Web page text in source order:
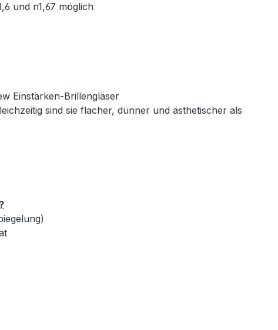
und n1,67 möglich
Einstärken-Brillengläser
sind sie flacher, dünner und ästhetischer als